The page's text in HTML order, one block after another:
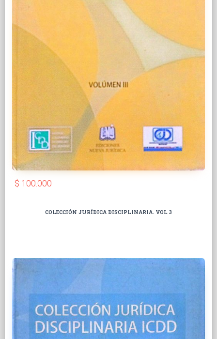
$ 100.000
COLECCIÓN JURÍDICA DISCIPLINARIA. VOL 3